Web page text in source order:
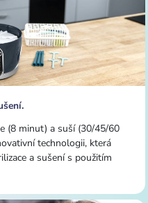
(8 minut) a suší (30/45/60
technologii, která
a sušení s použitím